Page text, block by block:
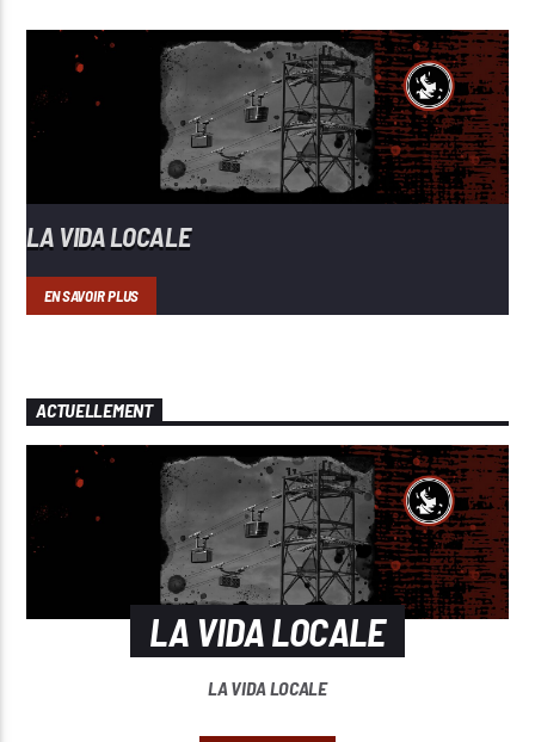
LA VIDA LOCALE
EN SAVOIR PLUS
ACTUELLEMENT
LA VIDA LOCALE
LA VIDA LOCALE